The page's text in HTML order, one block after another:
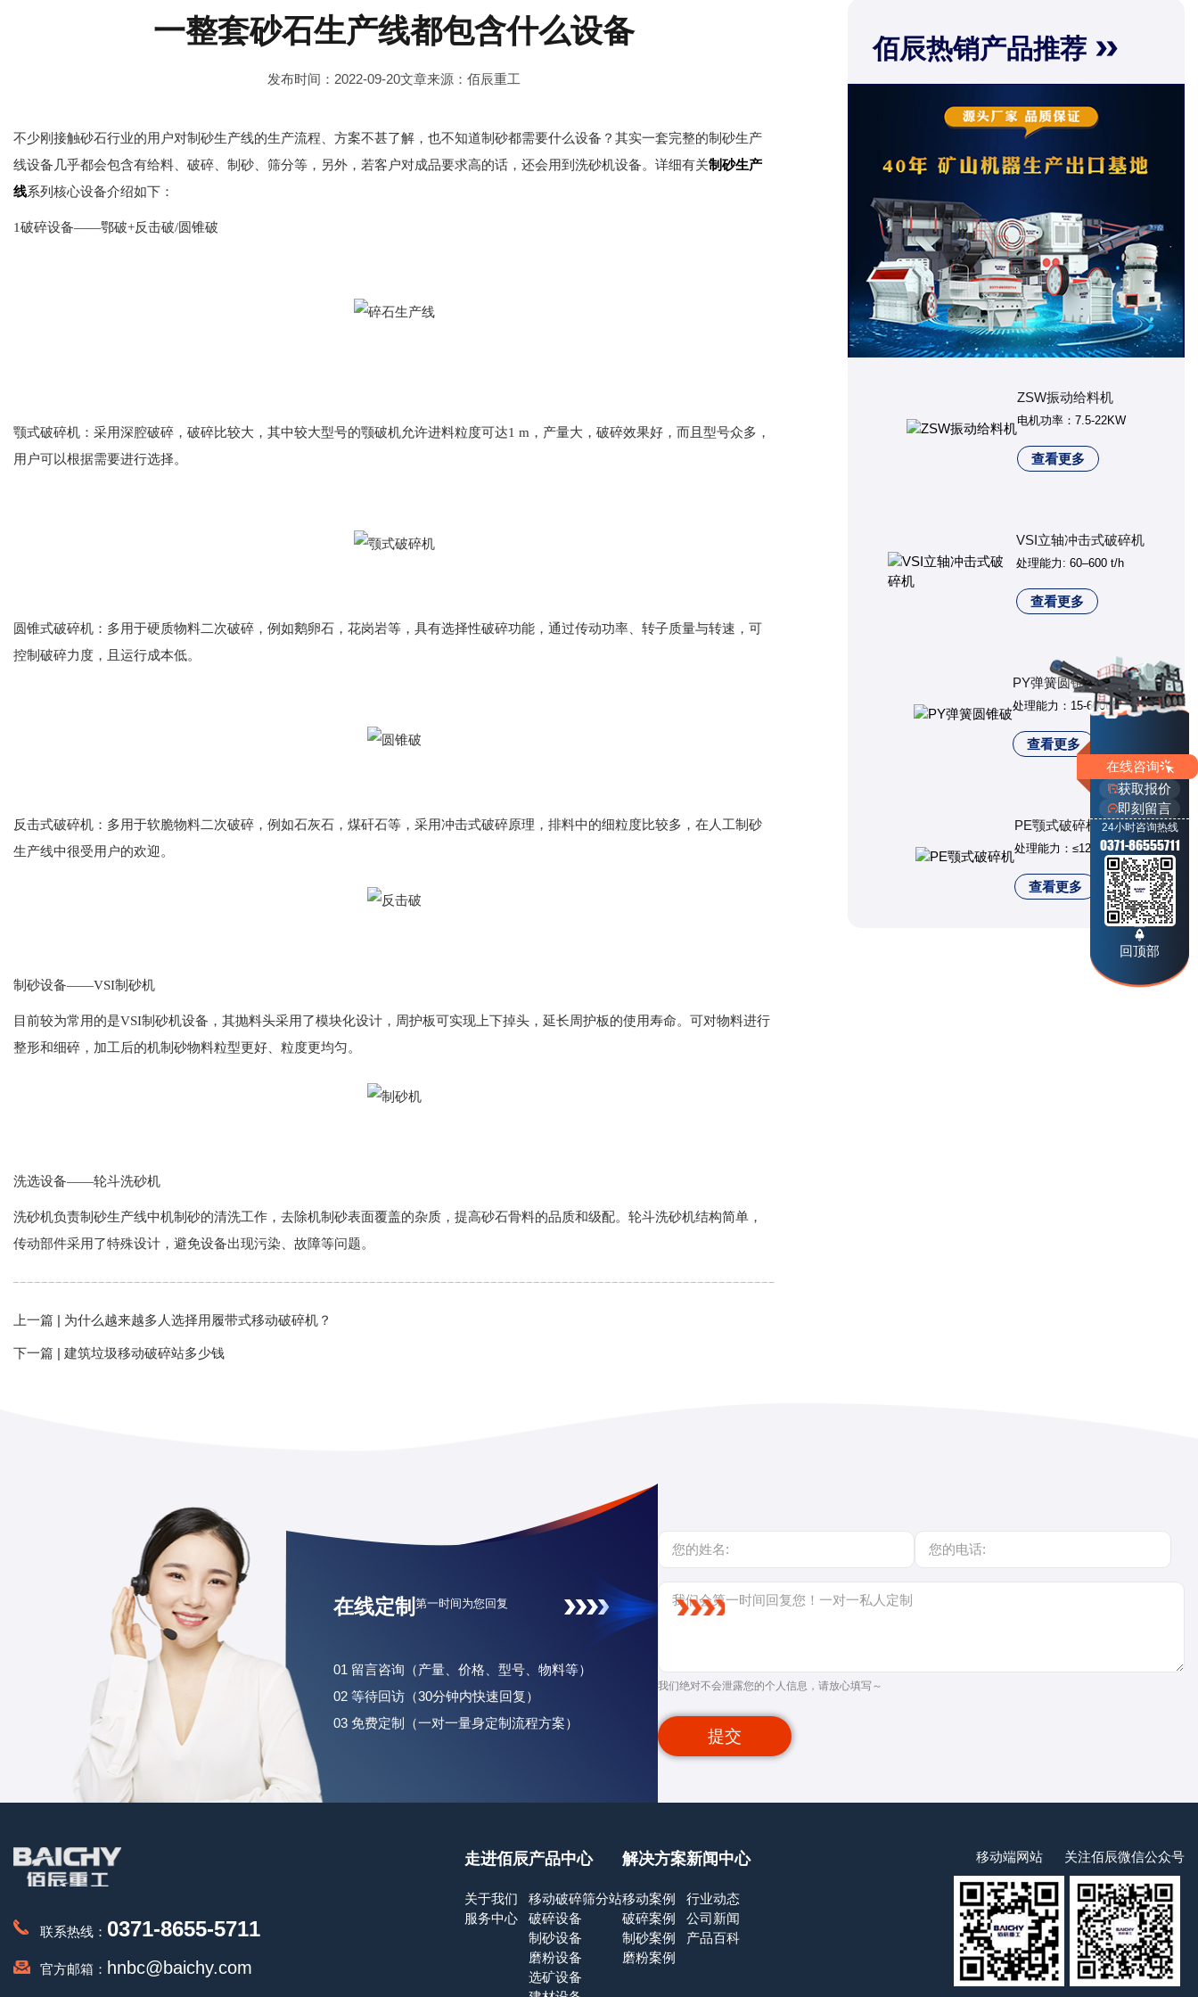
一整套砂石生产线都包含什么设备
发布时间：2022-09-20文章来源：佰辰重工
不少刚接触砂石行业的用户对制砂生产线的生产流程、方案不甚了解，也不知道制砂都需要什么设备？其实一套完整的制砂生产
线设备几乎都会包含有给料、破碎、制砂、筛分等，另外，若客户对成品要求高的话，还会用到洗砂机设备。详细有关制砂生产
线系列核心设备介绍如下：
1破碎设备——鄂破+反击破/圆锥破
颚式破碎机：采用深腔破碎，破碎比较大，其中较大型号的颚破机允许进料粒度可达1 m，产量大，破碎效果好，而且型号众多，
用户可以根据需要进行选择。
圆锥式破碎机：多用于硬质物料二次破碎，例如鹅卵石，花岗岩等，具有选择性破碎功能，通过传动功率、转子质量与转速，可
控制破碎力度，且运行成本低。
反击式破碎机：多用于软脆物料二次破碎，例如石灰石，煤矸石等，采用冲击式破碎原理，排料中的细粒度比较多，在人工制砂
生产线中很受用户的欢迎。
制砂设备——VSI制砂机
目前较为常用的是VSI制砂机设备，其抛料头采用了模块化设计，周护板可实现上下掉头，延长周护板的使用寿命。可对物料进行
整形和细碎，加工后的机制砂物料粒型更好、粒度更均匀。
洗选设备——轮斗洗砂机
洗砂机负责制砂生产线中机制砂的清洗工作，去除机制砂表面覆盖的杂质，提高砂石骨料的品质和级配。轮斗洗砂机结构简单，
传动部件采用了特殊设计，避免设备出现污染、故障等问题。
上一篇 | 为什么越来越多人选择用履带式移动破碎机？
下一篇 | 建筑垃圾移动破碎站多少钱
佰辰热销产品推荐
ZSW振动给料机
电机功率：7.5-22KW
查看更多
VSI立轴冲击式破碎机
处理能力: 60–600 t/h
查看更多
PY弹簧圆锥破
处理能力：15-600t/h
查看更多
PE颚式破碎机
处理能力：≤1200t/h
查看更多
在线定制第一时间为您回复
01 留言咨询（产量、价格、型号、物料等）
02 等待回访（30分钟内快速回复）
03 免费定制（一对一量身定制流程方案）
我们绝对不会泄露您的个人信息，请放心填写～
提交
联系热线： 0371-8655-5711
官方邮箱： hnbc@baichy.com
走进佰辰
关于我们
服务中心
产品中心
移动破碎筛分站
破碎设备
制砂设备
磨粉设备
选矿设备
解决方案
移动案例
破碎案例
制砂案例
磨粉案例
新闻中心
行业动态
公司新闻
产品百科
移动端网站 关注佰辰微信公众号
在线咨询
获取报价
即刻留言
24小时咨询热线
0371-86555711
回顶部